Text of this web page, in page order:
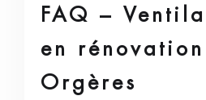
FAQ –
en
Orgères